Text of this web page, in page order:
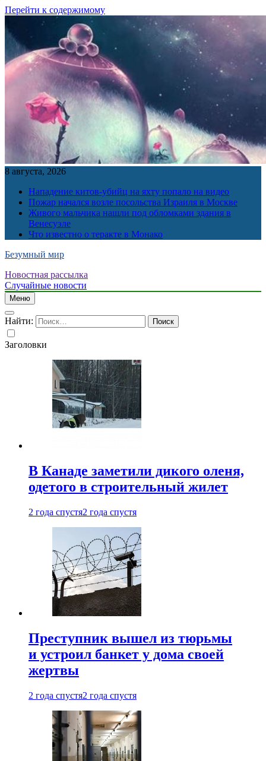
Перейти к содержимому
8 августа, 2026
Нападение китов-убийц на яхту попало на видео
Пожар начался возле посольства Израиля в Москве
Живого мальчика нашли под обломками здания в
Венесуэле
Что известно о теракте в Монако
Безумный мир
Новостная рассылка
Случайные новости
Меню
Найти:
Заголовки
В Канаде заметили дикого оленя,
одетого в строительный жилет
2 года спустя2 года спустя
Преступник вышел из тюрьмы
и устроил банкет у дома своей
жертвы
2 года спустя2 года спустя